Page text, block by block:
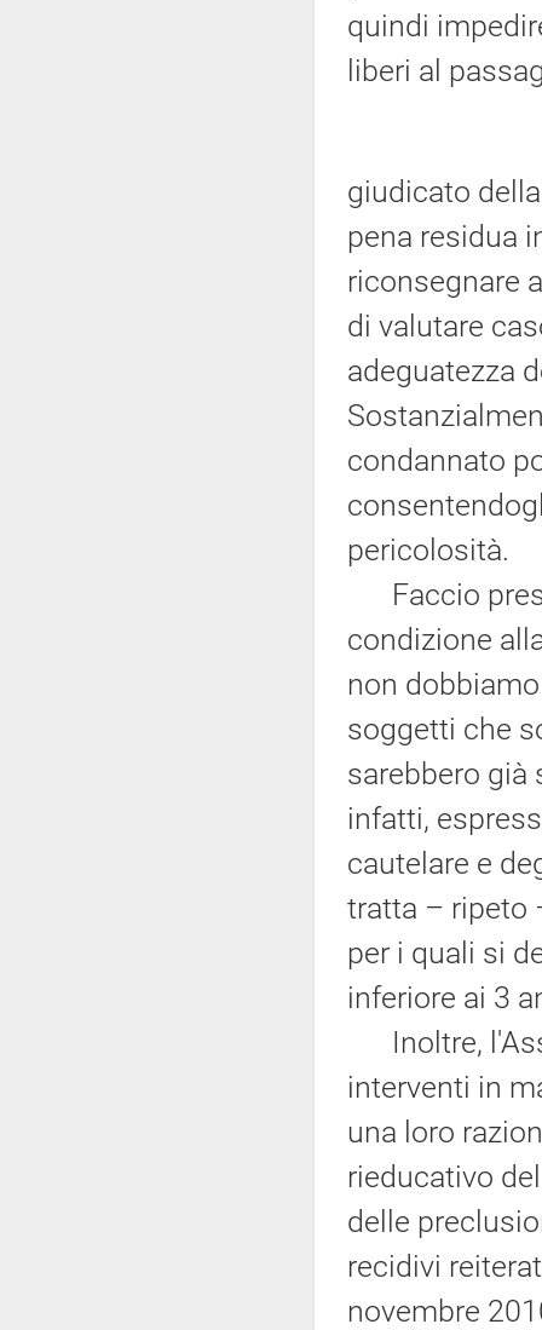
quindi
liberi al
giudicato
pena residua
riconsegnare
di valutare
adeguatezza
condannato
pericolosità.
Faccio
condizione
non
soggetti che
sarebbero già
infatti,
cautelare e
tratta – ripeto
per i quali si
inferiore ai 3
Inoltre,
interventi in
una loro
rieducativo
delle
recidivi
novembre